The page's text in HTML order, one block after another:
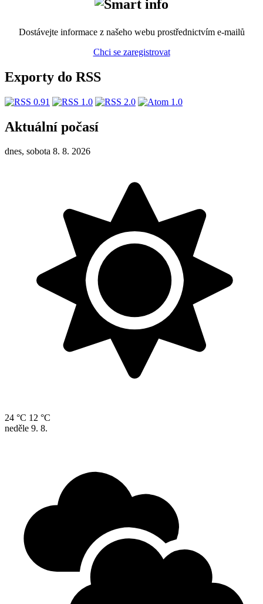
Dostávejte informace z našeho webu prostřednictvím e-mailů
Chci se zaregistrovat
Exporty do RSS
Aktuální počasí
dnes, sobota 8. 8. 2026
24 °C 12 °C
neděle 9. 8.